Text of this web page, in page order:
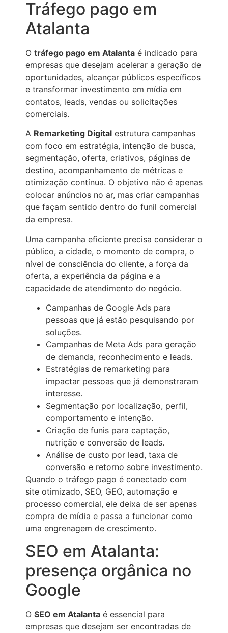
Tráfego pago em
Atalanta
O tráfego pago em Atalanta é indicado para
empresas que desejam acelerar a geração de
oportunidades, alcançar públicos específicos
e transformar investimento em mídia em
contatos, leads, vendas ou solicitações
comerciais.
A Remarketing Digital estrutura campanhas
com foco em estratégia, intenção de busca,
segmentação, oferta, criativos, páginas de
destino, acompanhamento de métricas e
otimização contínua. O objetivo não é apenas
colocar anúncios no ar, mas criar campanhas
que façam sentido dentro do funil comercial
da empresa.
Uma campanha eficiente precisa considerar o
público, a cidade, o momento de compra, o
nível de consciência do cliente, a força da
oferta, a experiência da página e a
capacidade de atendimento do negócio.
Campanhas de Google Ads para
pessoas que já estão pesquisando por
soluções.
Campanhas de Meta Ads para geração
de demanda, reconhecimento e leads.
Estratégias de remarketing para
impactar pessoas que já demonstraram
interesse.
Segmentação por localização, perfil,
comportamento e intenção.
Criação de funis para captação,
nutrição e conversão de leads.
Análise de custo por lead, taxa de
conversão e retorno sobre investimento.
Quando o tráfego pago é conectado com
site otimizado, SEO, GEO, automação e
processo comercial, ele deixa de ser apenas
compra de mídia e passa a funcionar como
uma engrenagem de crescimento.
SEO em Atalanta:
presença orgânica no
Google
O SEO em Atalanta é essencial para
empresas que desejam ser encontradas de